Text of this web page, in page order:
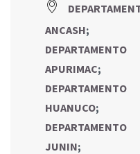
ANCASH;
DEPARTAMENTO
APURIMAC;
DEPARTAMENTO
HUANUCO;
DEPARTAMENTO
JUNIN;